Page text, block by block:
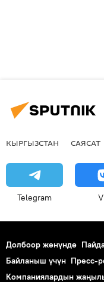
КЫРГЫЗСТАН САЯСАТ
Telegram
Долбоор жөнүндө
Байланыш үчүн Пресс-
Компаниялардын